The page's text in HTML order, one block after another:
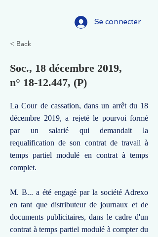
Se connecter
< Back
Soc., 18 décembre 2019,
n° 18-12.447, (P)
La Cour de cassation, dans un arrêt du 18
décembre 2019, a rejeté le pourvoi formé
par un salarié qui demandait la
requalification de son contrat de travail à
temps partiel modulé en contrat à temps
complet.
M. B... a été engagé par la société Adrexo
en tant que distributeur de journaux et de
documents publicitaires, dans le cadre d'un
contrat à temps partiel modulé à compter du